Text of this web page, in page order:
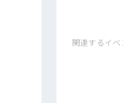
関連するイ